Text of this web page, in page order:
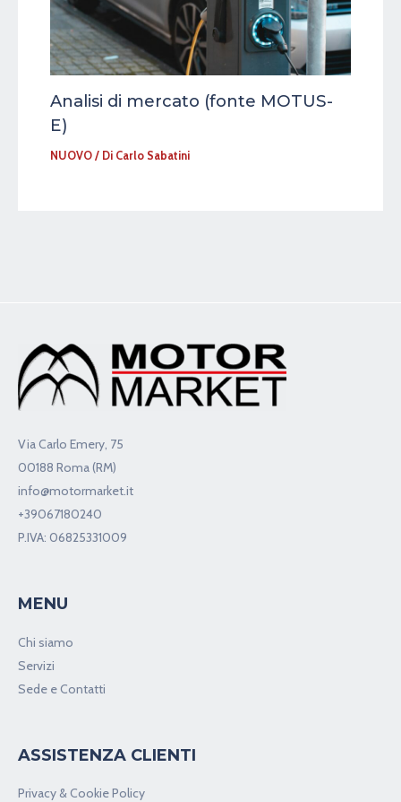
Analisi di mercato (fonte MOTUS-
E)
NUOVO / Di Carlo Sabatini
Via Carlo Emery, 75
00188 Roma (RM)
info@motormarket.it
+39067180240
P.IVA: 06825331009
MENU
Chi siamo
Servizi
Sede e Contatti
ASSISTENZA CLIENTI
Privacy & Cookie Policy